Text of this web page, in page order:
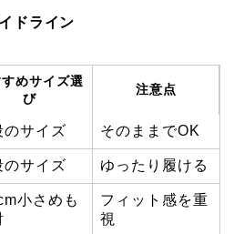
ドライン
めサイズ選
び
注意点
のサイズ そのままでOK
のサイズ ゆったり履ける
小さめも
フィット感を重
視